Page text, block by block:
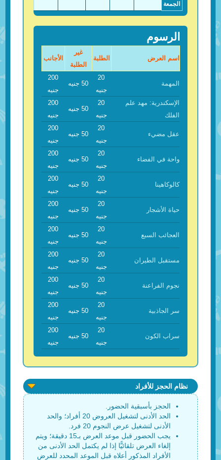
الجمعة
الرسوم
اسم العرض الطلبة
غير
الطلبة
الأجانب
المهمة
20
جنيه
50 جنيه
200
جنيه
الإسكندرية: مهد علم
الفلك
20
جنيه
50 جنيه
200
جنيه
عقل مضيء
20
جنيه
50 جنيه
200
جنيه
واحة في الفضاء
20
جنيه
50 جنيه
200
جنيه
كالوكاهينا
20
جنيه
50 جنيه
200
جنيه
حياة الأشجار
20
جنيه
50 جنيه
200
جنيه
العجائب السبع
20
جنيه
50 جنيه
200
جنيه
مستقبل الطيران
20
جنيه
50 جنيه
200
جنيه
نجوم الفراعنة
20
جنيه
50 جنيه
200
جنيه
سر الجاذبية
20
جنيه
50 جنيه
200
جنيه
سراب الكون
20
جنيه
50 جنيه
200
جنيه
نظام الحجز للأفراد
الحجز بأسبقية الحضور.
الحد الأدنى لتشغيل العروض 20 أفراد؛ والحد
الأدنى لتشغيل عرض النجوم 20 فرد.
يجب الحضور قبل موعد العرض بـ15 دقيقة؛ ويتم
إلغاء العرض تلقائيًّا إذا لم يكتمل الحد الأدنى من
الأفراد المذكور أعلاه قبل الموعد المحدد للعرض